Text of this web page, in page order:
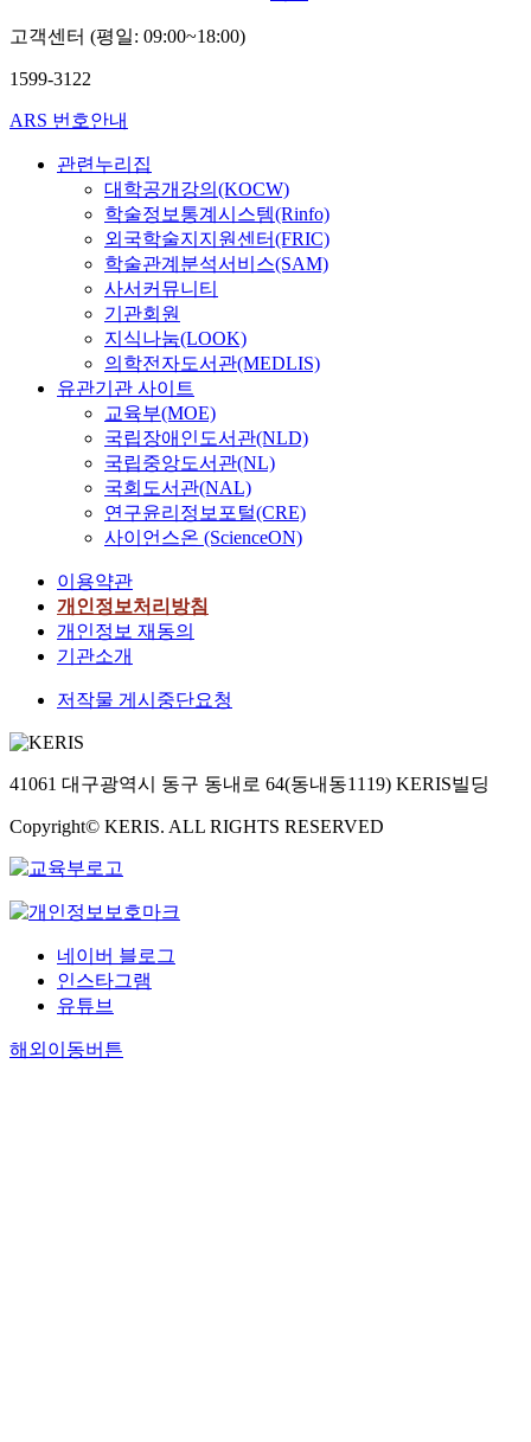
고객센터 (평일: 09:00~18:00)
1599-3122
ARS 번호안내
관련누리집
대학공개강의(KOCW)
학술정보통계시스템(Rinfo)
외국학술지지원센터(FRIC)
학술관계분석서비스(SAM)
사서커뮤니티
기관회원
지식나눔(LOOK)
의학전자도서관(MEDLIS)
유관기관 사이트
교육부(MOE)
국립장애인도서관(NLD)
국립중앙도서관(NL)
국회도서관(NAL)
연구윤리정보포털(CRE)
사이언스온 (ScienceON)
이용약관
개인정보처리방침
개인정보 재동의
기관소개
저작물 게시중단요청
41061 대구광역시 동구 동내로 64(동내동1119) KERIS빌딩
Copyright© KERIS. ALL RIGHTS RESERVED
네이버 블로그
인스타그램
유튜브
해외이동버튼